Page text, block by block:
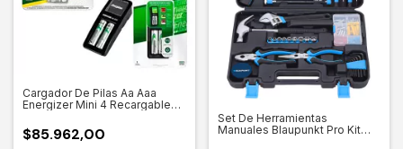
Cargador De Pilas Aa Aaa
Energizer Mini 4 Recargables
$85.962,00
Set De Herramientas
Manuales Blaupunkt Pro Kit